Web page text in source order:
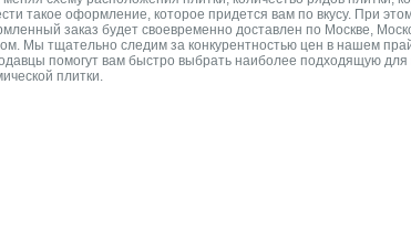
такое оформление, которое придется вам по вкусу. При
заказ будет своевременно доставлен по Москве,
Мы тщательно следим за конкурентностью цен в нашем
помогут вам быстро выбрать наиболее подходящую
плитки.